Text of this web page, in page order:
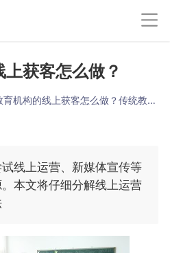
获客怎么做？
传统教育机构的线上获客怎么做？传统教育机构用户增长的方法
线上运营、新媒体宣传等
本文将仔细分解线上运营